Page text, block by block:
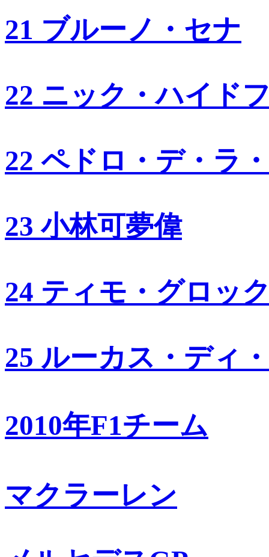
21 ブルーノ・セナ
22 ニック・ハイド
22 ペドロ・デ・ラ
23 小林可夢偉
24 ティモ・グロッ
25 ルーカス・ディ
2010年F1チーム
マクラーレン